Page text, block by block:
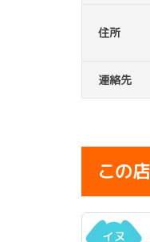
住所
連絡先
この